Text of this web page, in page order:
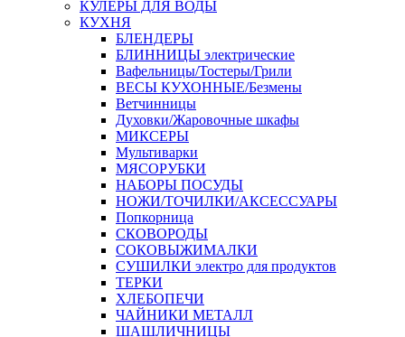
КУЛЕРЫ ДЛЯ ВОДЫ
КУХНЯ
БЛЕНДЕРЫ
БЛИННИЦЫ электрические
Вафельницы/Тостеры/Грили
ВЕСЫ КУХОННЫЕ/Безмены
Ветчинницы
Духовки/Жаровочные шкафы
МИКСЕРЫ
Мультиварки
МЯСОРУБКИ
НАБОРЫ ПОСУДЫ
НОЖИ/ТОЧИЛКИ/АКСЕССУАРЫ
Попкорница
СКОВОРОДЫ
СОКОВЫЖИМАЛКИ
СУШИЛКИ электро для продуктов
ТЕРКИ
ХЛЕБОПЕЧИ
ЧАЙНИКИ МЕТАЛЛ
ШАШЛИЧНИЦЫ